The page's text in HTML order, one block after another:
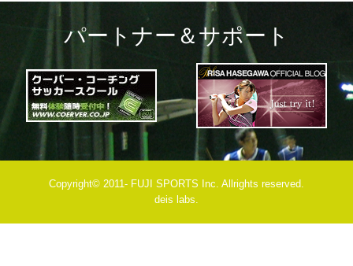
パートナー＆サポート
Copyright© 2011- FUJI SPORTS Inc. Allrights reserved.
deis labs.